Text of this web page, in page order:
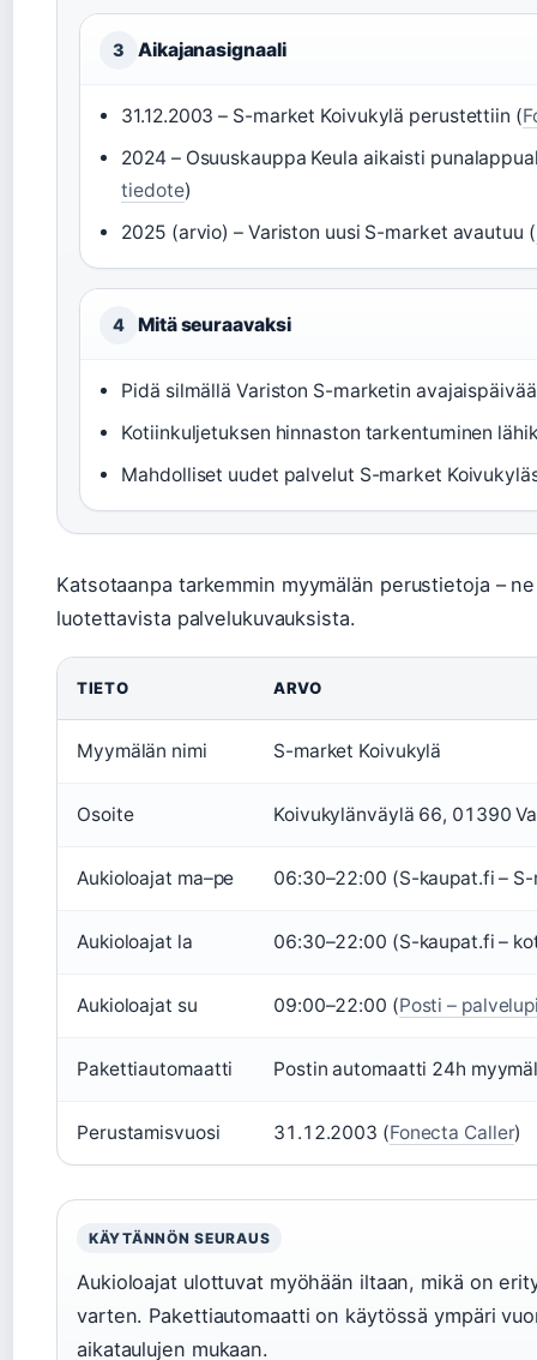
3 Aikajanasignaali
31.12.2003 – S-market Koivukylä perustettiin (
2024 – Osuuskauppa Keula aikaisti
tiedote)
2025 (arvio) – Variston uusi S-market avautuu (
4 Mitä seuraavaksi
Pidä silmällä Variston S-marketin avajaispäivää
Kotiinkuljetuksen hinnaston tarkentuminen
Mahdolliset uudet palvelut S-market
Katsotaanpa tarkemmin myymälän perustietoja –
luotettavista palvelukuvauksista.
TIETO ARVO
Myymälän nimi S-market Koivukylä
Osoite Koivukylänväylä 66, 01390
Aukioloajat ma–pe 06:30–22:00 (S-kaupat.fi –
Aukioloajat la 06:30–22:00 (S-kaupat.fi –
Aukioloajat su 09:00–22:00 (Posti –
Pakettiautomaatti Postin automaatti 24h
Perustamisvuosi 31.12.2003 (Fonecta Caller)
KÄYTÄNNÖN SEURAUS
Aukioloajat ulottuvat myöhään iltaan, mikä on
varten. Pakettiautomaatti on käytössä ympäri
aikataulujen mukaan.